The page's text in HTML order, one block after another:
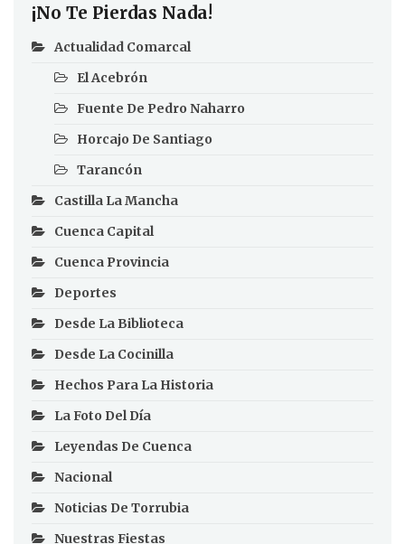
¡No Te Pierdas Nada!
Actualidad Comarcal
El Acebrón
Fuente De Pedro Naharro
Horcajo De Santiago
Tarancón
Castilla La Mancha
Cuenca Capital
Cuenca Provincia
Deportes
Desde La Biblioteca
Desde La Cocinilla
Hechos Para La Historia
La Foto Del Día
Leyendas De Cuenca
Nacional
Noticias De Torrubia
Nuestras Fiestas